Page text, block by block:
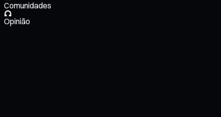
Comunidades
Opinião